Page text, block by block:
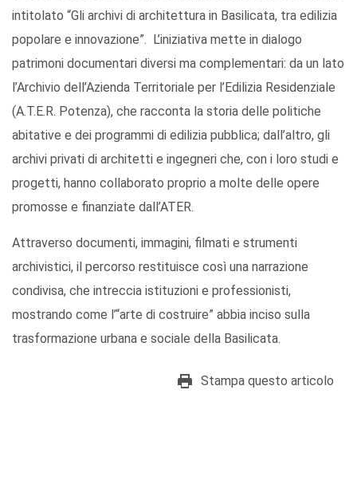
intitolato “Gli archivi di architettura in Basilicata, tra edilizia
popolare e innovazione”. L’iniziativa mette in dialogo
patrimoni documentari diversi ma complementari: da un lato
l’Archivio dell’Azienda Territoriale per l’Edilizia Residenziale
(A.T.E.R. Potenza), che racconta la storia delle politiche
abitative e dei programmi di edilizia pubblica; dall’altro, gli
archivi privati di architetti e ingegneri che, con i loro studi e
progetti, hanno collaborato proprio a molte delle opere
promosse e finanziate dall’ATER.
Attraverso documenti, immagini, filmati e strumenti
archivistici, il percorso restituisce così una narrazione
condivisa, che intreccia istituzioni e professionisti,
mostrando come l’“arte di costruire” abbia inciso sulla
trasformazione urbana e sociale della Basilicata.
Stampa questo articolo